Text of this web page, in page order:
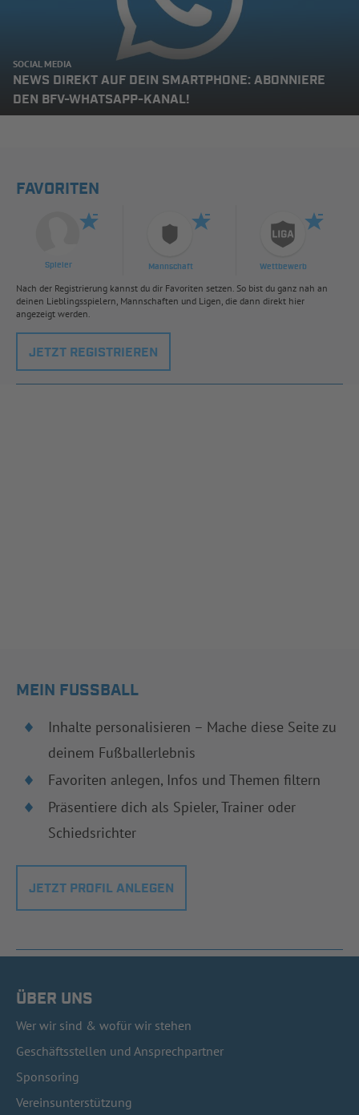
SOCIAL MEDIA
NEWS DIREKT AUF DEIN SMARTPHONE: ABONNIERE
DEN BFV-WHATSAPP-KANAL!
FAVORITEN
Spieler Mannschaft Wettbewerb
Nach der Registrierung kannst du dir Favoriten setzen. So bist du ganz nah an
deinen Lieblingsspielern, Mannschaften und Ligen, die dann direkt hier
angezeigt werden.
JETZT REGISTRIEREN
MEIN FUSSBALL
Inhalte personalisieren – Mache diese Seite zu
deinem Fußballerlebnis
Favoriten anlegen, Infos und Themen filtern
Präsentiere dich als Spieler, Trainer oder
Schiedsrichter
JETZT PROFIL ANLEGEN
ÜBER UNS
Wer wir sind & wofür wir stehen
Geschäftsstellen und Ansprechpartner
Sponsoring
Vereinsunterstützung